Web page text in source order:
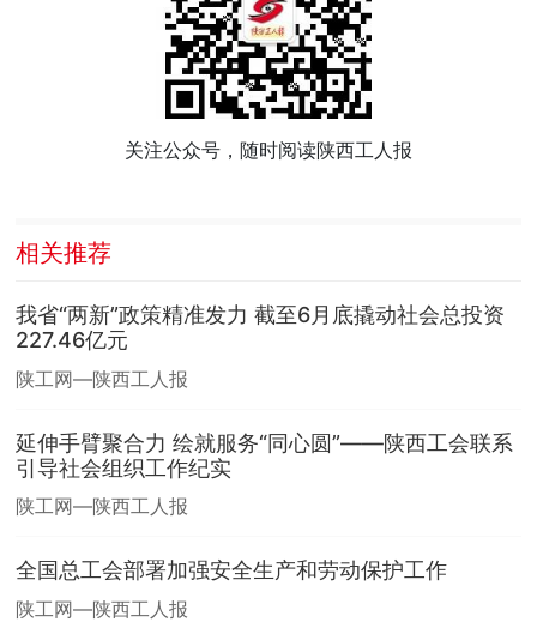
关注公众号，随时阅读陕西工人报
相关推荐
我省“两新”政策精准发力 截至6月底撬动社会总投资
227.46亿元
陕工网—陕西工人报
延伸手臂聚合力 绘就服务“同心圆”——陕西工会联系
引导社会组织工作纪实
陕工网—陕西工人报
全国总工会部署加强安全生产和劳动保护工作
陕工网—陕西工人报